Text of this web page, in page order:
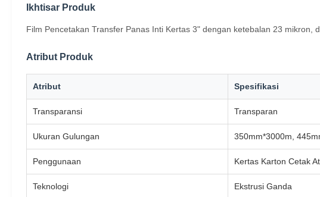
Ikhtisar Produk
Film Pencetakan Transfer Panas Inti Kertas 3" dengan ketebalan 23
Atribut Produk
Atribut Spesifikasi
Transparansi Transparan
Ukuran Gulungan 350mm*3000m,
Penggunaan Kertas Karton Cetak
Teknologi Ekstrusi Ganda